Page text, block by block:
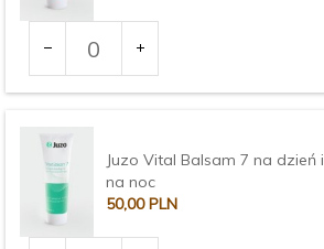
dla
produktu
3373
Juzo Vital Balsam 7 na dzień i
na noc
50,00 PLN